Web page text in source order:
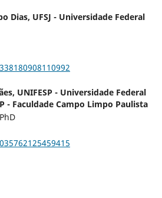
Dias, UFSJ - Universidade Federal
UNIFESP - Universidade Federal
- Faculdade Campo Limpo Paulista